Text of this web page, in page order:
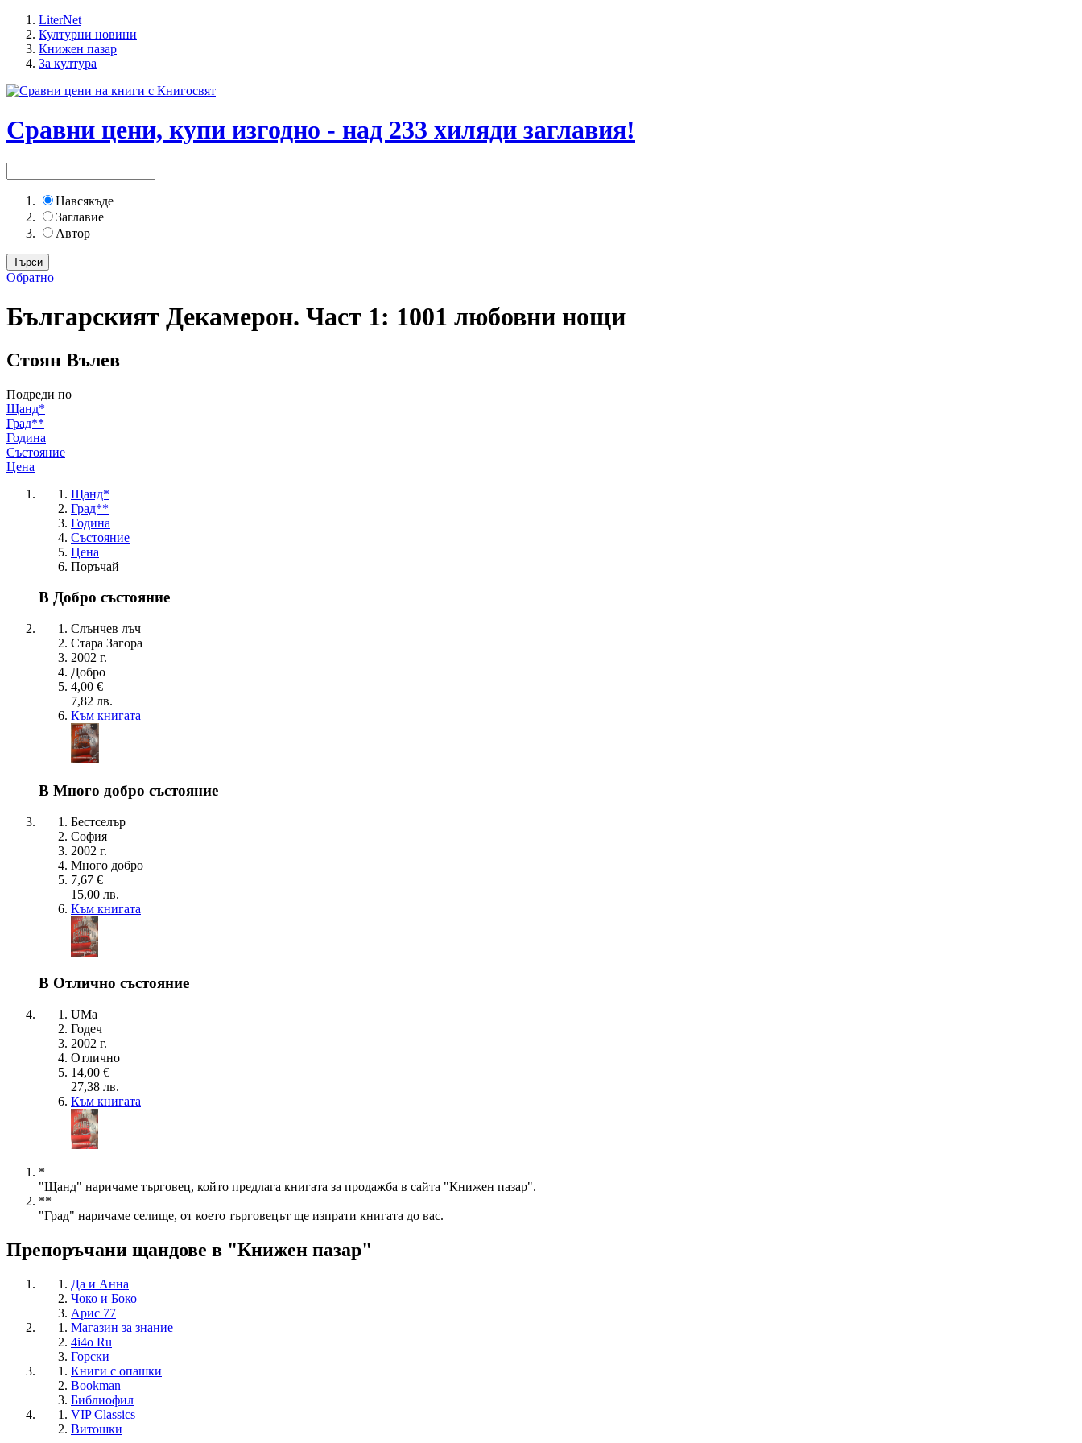
LiterNet
Културни новини
Книжен пазар
За култура
Сравни цени, купи изгодно - над 233 хиляди заглавия!
Навсякъде
Заглавие
Автор
Обратно
Българският Декамерон. Част 1: 1001 любовни нощи
Стоян Вълев
Подреди по
Щанд*
Град**
Година
Състояние
Цена
Щанд*
Град**
Година
Състояние
Цена
Поръчай
В Добро състояние
Слънчев лъч
Стара Загора
2002 г.
Добро
4,00 €
7,82 лв.
Към книгата
В Много добро състояние
Бестселър
София
2002 г.
Много добро
7,67 €
15,00 лв.
Към книгата
В Отлично състояние
UMa
Годеч
2002 г.
Отлично
14,00 €
27,38 лв.
Към книгата
*
"Щанд" наричаме търговец, който предлага книгата за продажба в сайта "Книжен пазар".
**
"Град" наричаме селище, от което търговецът ще изпрати книгата до вас.
Препоръчани щандове в "Книжен пазар"
Да и Анна
Чоко и Боко
Арис 77
Магазин за знание
4i4o Ru
Горски
Книги с опашки
Bookman
Библиофил
VIP Classics
Витошки